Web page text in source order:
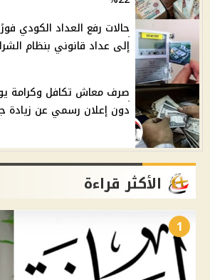
حالات رفع العداد الكودي
إلى عداد قانوني بنظام
دون إعلان رسمي عن زيادة
الأكثر قراءة
1